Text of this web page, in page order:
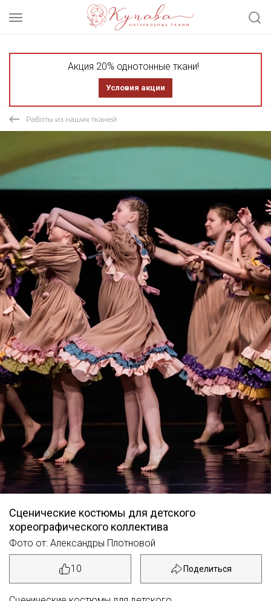
Акция 20% однотонные ткани!
Условия акции
Работы из наших тканей
Сценические костюмы для детского
хореографического коллектива
Фото от: Александры Плотновой
10